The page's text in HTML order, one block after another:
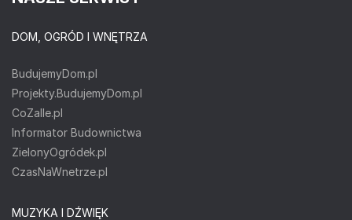
DOM, OGRÓD I WNĘTRZA
BudujemyDom.pl
Projekty.BudujemyDom.pl
CoZaIle.pl
Informator Budownictwa
ZielonyOgródek.pl
CzasNaWnetrze.pl
MUZYKA I DŹWIĘK